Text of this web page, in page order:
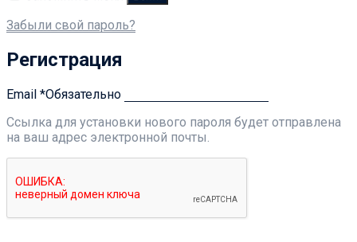
Забыли свой пароль?
Регистрация
Email *Обязательно
Ссылка для установки нового пароля будет отправлена ​​
на ваш адрес электронной почты.